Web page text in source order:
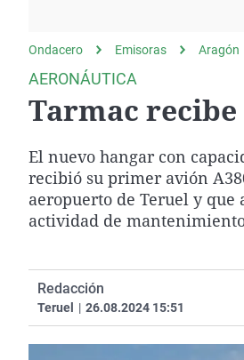
Ondacero Emisoras Aragón
AERONÁUTICA
Tarmac
El nuevo hangar con
recibió su primer avión
aeropuerto de Teruel y que
actividad de
Redacción
Teruel | 26.08.2024 15:51